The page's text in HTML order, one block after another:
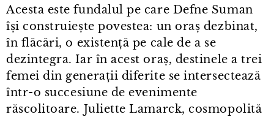
Acesta este fundalul pe care Defne Suman
își construiește povestea: un oraș dezbinat,
în flăcări, o existență pe cale de a se
dezintegra. Iar în acest oraș, destinele a trei
femei din generații diferite se intersectează
într⁠-⁠o succesiune de evenimente
răscolitoare. Juliette Lamarck, cosmopolită